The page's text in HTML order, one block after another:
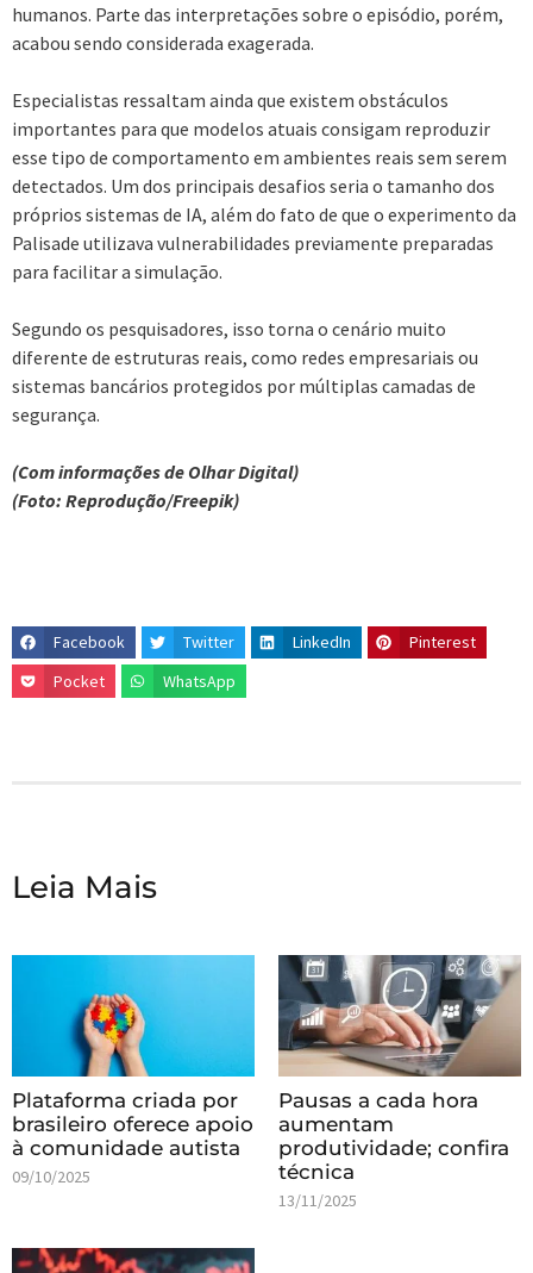
humanos. Parte das interpretações sobre o episódio, porém,
acabou sendo considerada exagerada.
Especialistas ressaltam ainda que existem obstáculos
importantes para que modelos atuais consigam reproduzir
esse tipo de comportamento em ambientes reais sem serem
detectados. Um dos principais desafios seria o tamanho dos
próprios sistemas de IA, além do fato de que o experimento da
Palisade utilizava vulnerabilidades previamente preparadas
para facilitar a simulação.
Segundo os pesquisadores, isso torna o cenário muito
diferente de estruturas reais, como redes empresariais ou
sistemas bancários protegidos por múltiplas camadas de
segurança.
(Com informações de Olhar Digital)
(Foto: Reprodução/Freepik)
Facebook Twitter LinkedIn
Pinterest
Pocket
WhatsApp
Leia Mais
Plataforma criada por
brasileiro oferece apoio
à comunidade autista
09/10/2025
Pausas a cada hora
aumentam
produtividade; confira
técnica
13/11/2025